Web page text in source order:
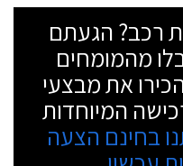
רכב? הגעתם
מהמומחים
את מבצעי
המיוחדות
בחינם הצעה